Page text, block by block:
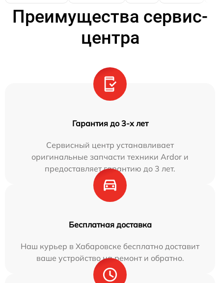
Преимущества сервис-
центра
Гарантия до 3-х лет
Сервисный центр устанавливает
оригинальные запчасти техники Ardor и
предоставляет гарантию до 3 лет.
Бесплатная доставка
Наш курьер в Хабаровске бесплатно доставит
ваше устройство на ремонт и обратно.